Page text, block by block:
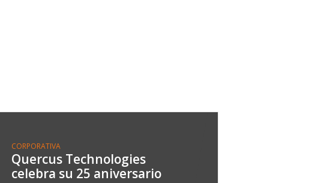
CORPORATIVA
Quercus Technologies
celebra su 25 aniversario